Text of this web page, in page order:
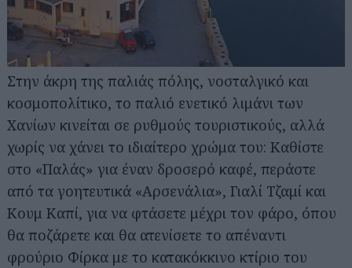
Στην άκρη της παλιάς πόλης, νοσταλγικό και
κοσμοπολίτικο, το παλιό ενετικό λιμάνι των
Χανίων κινείται σε ρυθμούς τουριστικούς, αλλά
χωρίς να χάνει το ιδιαίτερο χρώμα του: Καθίστε
στο «Παλάς» για έναν δροσερό καφέ, περάστε
από τα γοητευτικά «Αρσενάλια», Γιαλί Τζαμί και
Κουμ Καπί, για να φτάσετε μέχρι τον φάρο, όπου
θα ποζάρετε και θα ατενίσετε το απέναντι
φρούριο Φίρκα με το κατακόκκινο κτίριο του